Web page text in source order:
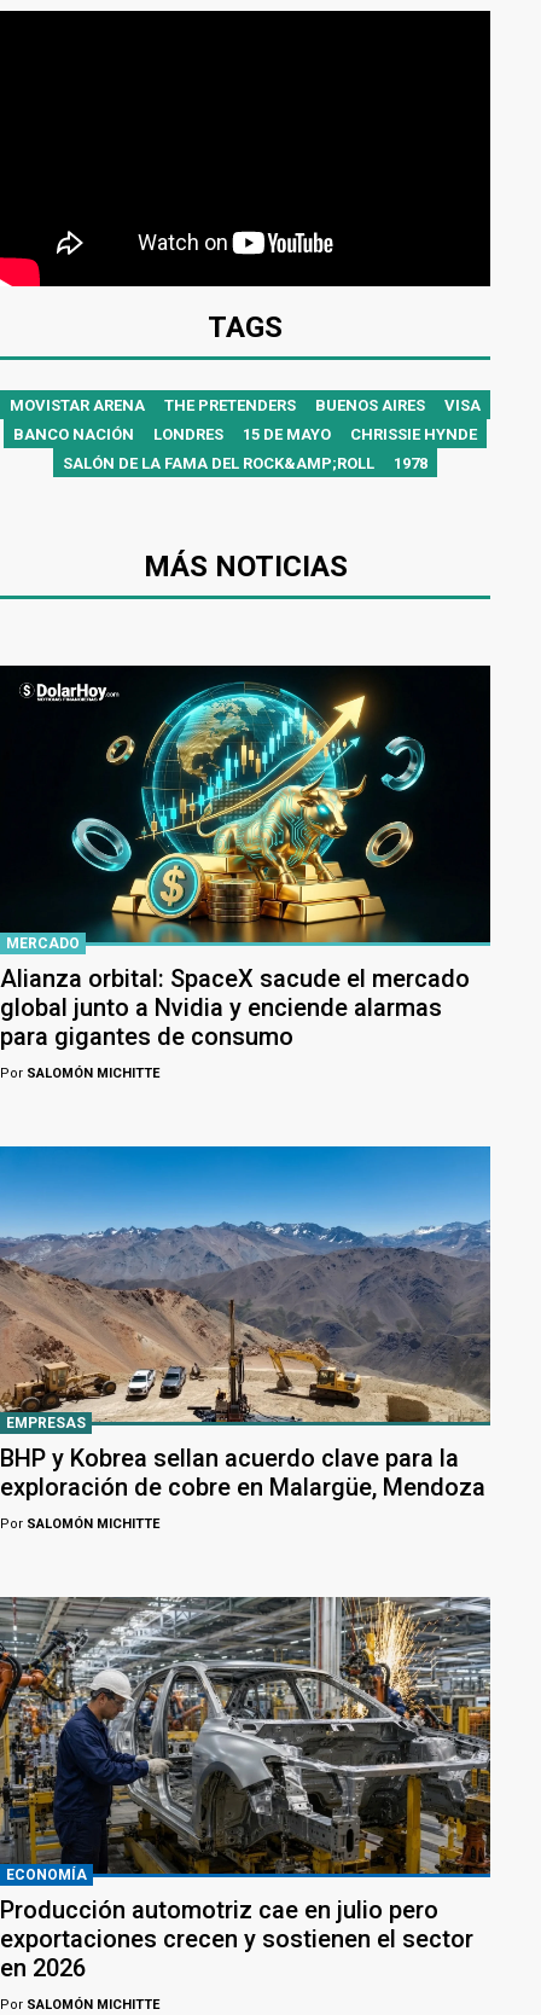
TAGS
MOVISTAR ARENA THE PRETENDERS BUENOS AIRES
VISA
BANCO NACIÓN
LONDRES 15 DE MAYO
CHRISSIE HYNDE
SALÓN DE LA FAMA DEL ROCK&AMP;ROLL
1978
MÁS NOTICIAS
MERCADO
Alianza orbital: SpaceX sacude el mercado
global junto a Nvidia y enciende alarmas
para gigantes de consumo
Por SALOMÓN MICHITTE
EMPRESAS
BHP y Kobrea sellan acuerdo clave para la
exploración de cobre en Malargüe, Mendoza
Por SALOMÓN MICHITTE
ECONOMÍA
Producción automotriz cae en julio pero
exportaciones crecen y sostienen el sector
en 2026
Por SALOMÓN MICHITTE